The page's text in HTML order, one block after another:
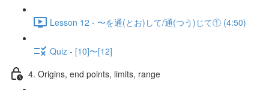
Lesson 12 - 〜を通(とお)して/通(つう)じて① (4:50)
Quiz - [10]〜[12]
4. Origins, end points, limits, range